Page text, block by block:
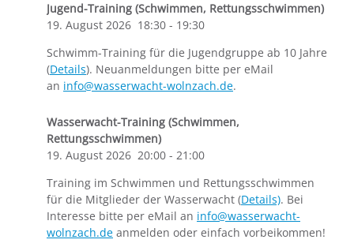
Jugend-Training (Schwimmen, Rettungsschwimmen)
19. August 2026 18:30 - 19:30
Schwimm-Training für die Jugendgruppe ab 10 Jahre
(Details). Neuanmeldungen bitte per eMail
an info@wasserwacht-wolnzach.de.
Wasserwacht-Training (Schwimmen,
Rettungsschwimmen)
19. August 2026 20:00 - 21:00
Training im Schwimmen und Rettungsschwimmen
für die Mitglieder der Wasserwacht (Details). Bei
Interesse bitte per eMail an info@wasserwacht-
wolnzach.de anmelden oder einfach vorbeikommen!